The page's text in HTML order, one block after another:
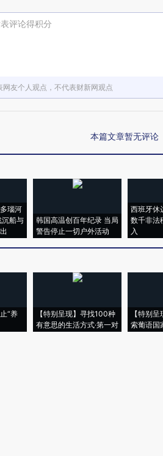
评论得积分
网友个人观点，不代表财新网观点
本篇文章暂无评论
瑙河
沉船与
韩国高温创百年纪录 当局
警告停止一切户外活动
西班牙休
数千非法
入
“养
【特别呈现】寻找100种
有意思的生活方式·第一对
【特别
索葡语国